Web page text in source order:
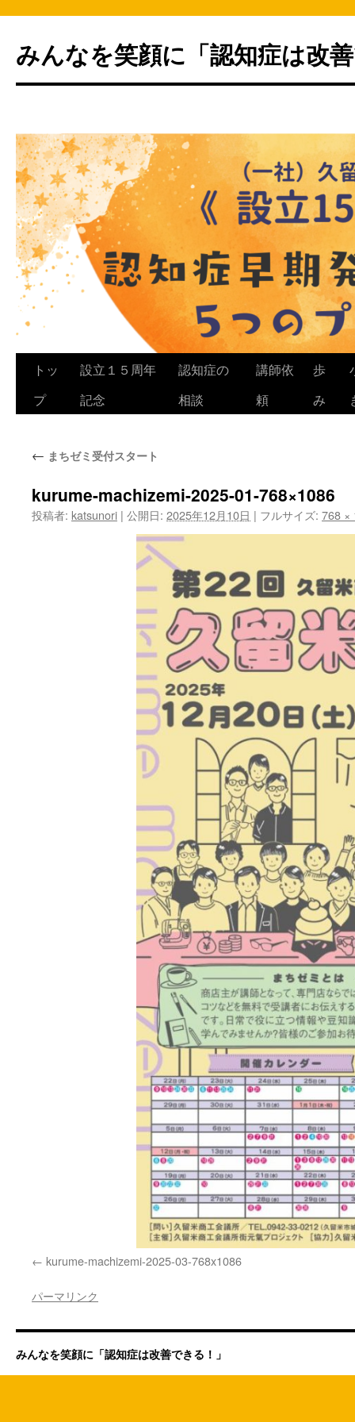
みんなを笑顔に「認知症は改
ン
ン
ツ
へ
トッ
プ
設立１５周年
記念
認知症の
相談
講師依
頼
歩
み
← まちゼミ受付スタート
kurume-machizemi-2025-01-768×1086
投稿者: katsunori | 公開日: 2025年12月10日 | フルサイズ: 768 ×
kurume-machizemi-2025-03-768x1086
パーマリンク
みんなを笑顔に「認知症は改善できる！」